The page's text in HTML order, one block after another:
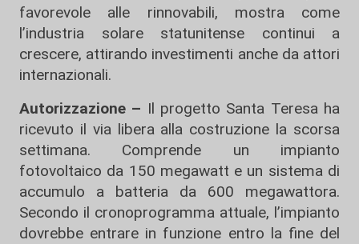
favorevole alle rinnovabili, mostra come
l’industria solare statunitense continui a
crescere, attirando investimenti anche da attori
internazionali.
Autorizzazione – Il progetto Santa Teresa ha
ricevuto il via libera alla costruzione la scorsa
settimana. Comprende un impianto
fotovoltaico da 150 megawatt e un sistema di
accumulo a batteria da 600 megawattora.
Secondo il cronoprogramma attuale, l’impianto
dovrebbe entrare in funzione entro la fine del